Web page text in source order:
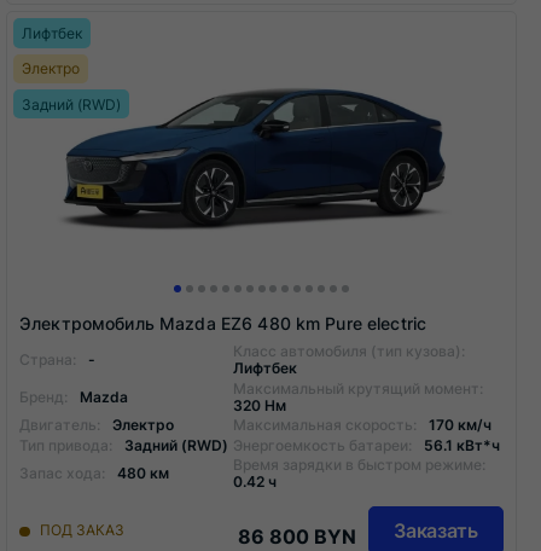
Лифтбек
Электро
Задний (RWD)
Электромобиль Mazda EZ6 480 km Pure electric
Страна: -
Класс автомобиля (тип кузова):
Лифтбек
Бренд:
Mazda
Максимальный крутящий момент:
320 Нм
Двигатель:
Электро Максимальная скорость:
170 км/ч
Тип привода:
Задний (RWD) Энергоемкость батареи:
56.1 кВт*ч
Запас хода:
480 км
Время зарядки в быстром режиме:
0.42 ч
ПОД ЗАКАЗ 86 800 BYN Заказать